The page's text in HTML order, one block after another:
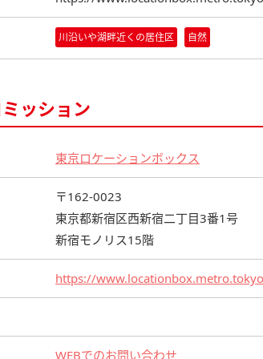
川沿いや湖畔近くの居住区 自然
ッション
東京ロケーションボックス
〒162-0023
東京都新宿区西新宿二丁目3番1号
新宿モノリス15階
https://
WEBでのお問い合わせ